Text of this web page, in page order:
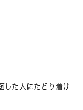
した人にたどり着け